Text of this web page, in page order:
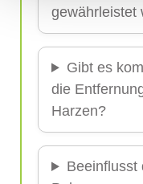
gewährleistet
Gibt es
die
Harzen?
Beeinflusst